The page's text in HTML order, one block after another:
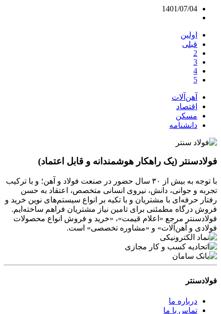
1401/07/04
اولین
قبلی
2
3
4
5
آهن‌آلات
اقتصاد
مسکن
دانشنامه
فولادسنتر (یک راهکار هوشمندانه و قابل اعتماد)
با توجه به بیش از ۳۰ سال حضور در صنعت فولاد و آهن؛ و با ترکیب
تجربه و جوانی، دانش، نیروی انسانی متخصص، اعتقاد به حسن
رفتار حرفه‌ای با مشتریان و با تکیه بر انواع سیستم‌های نوین خرید و
فروش درگاه مطمئنی برای تامین نیاز مشتریان فراهم ساخته‌ایم.
فولادسنتر مرجع «اعلام قیمت»، «خرید و فروش انواع محصولات
فولادی و آهن‌آلات» و «مشاوره تخصصی» است.
فولادسنتر
درباره ما
تماس با ما